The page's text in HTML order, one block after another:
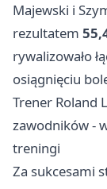
Majewski i
rezultatem
rywalizowało
osiągnięciu
Trener Roland
zawodników -
treningi
Za sukcesami